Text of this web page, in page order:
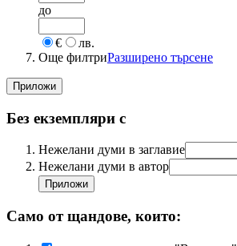
до
€
лв.
Още филтриРазширено търсене
Без екземпляри с
Нежелани думи в заглавие
Нежелани думи в автор
Само от щандове, които: